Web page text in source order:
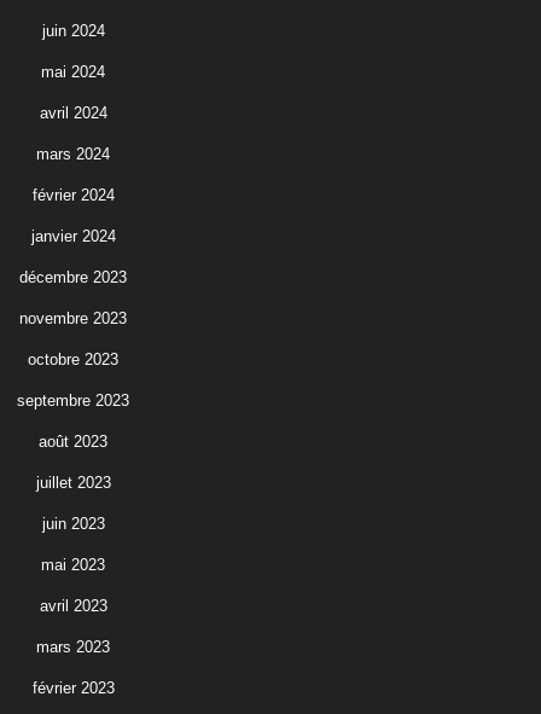
juin 2024
mai 2024
avril 2024
mars 2024
février 2024
janvier 2024
décembre 2023
novembre 2023
octobre 2023
septembre 2023
août 2023
juillet 2023
juin 2023
mai 2023
avril 2023
mars 2023
février 2023